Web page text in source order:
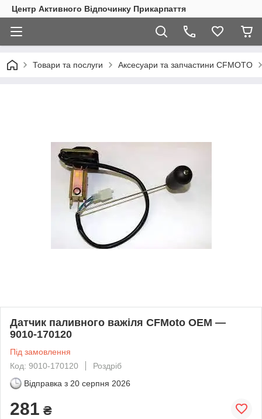
Центр Активного Відпочинку Прикарпаття
Товари та послуги Аксесуари та запчастини CFMOTO
Датчик паливного важіля CFMoto OEM —
9010-170120
Під замовлення
Код: 9010-170120
Роздріб
Відправка з 20 серпня 2026
281 ₴